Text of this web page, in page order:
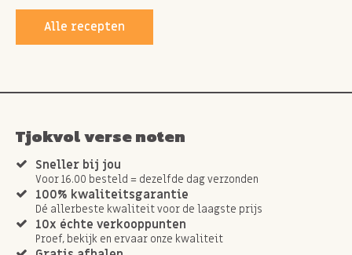
Alle recepten
Tjokvol verse noten
Sneller bij jou
Voor 16.00 besteld = dezelfde dag verzonden
100% kwaliteitsgarantie
Dé allerbeste kwaliteit voor de laagste prijs
10x échte verkooppunten
Proef, bekijk en ervaar onze kwaliteit